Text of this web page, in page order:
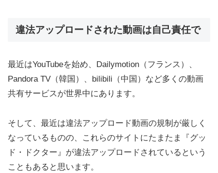
違法アップロードされた動画は自己責任で
最近はYouTubeを始め、Dailymotion（フランス）、
Pandora TV（韓国）、bilibili（中国）など多くの動画
共有サービスが世界中にあります。
そして、最近は違法アップロード動画の規制が厳しく
なっているものの、これらのサイトにたまたま『グッ
ド・ドクター』が違法アップロードされているという
こともあると思います。